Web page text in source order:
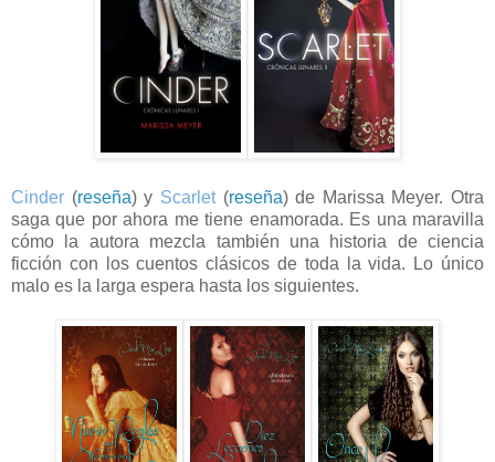
Cinder (reseña) y Scarlet(reseña) de Marissa Meyer. Otra
saga que por ahora me tiene enamorada. Es una maravilla
cómo la autora mezcla también una historia de ciencia
ficción con los cuentos clásicos de toda la vida. Lo único
malo es la larga espera hasta los siguientes.